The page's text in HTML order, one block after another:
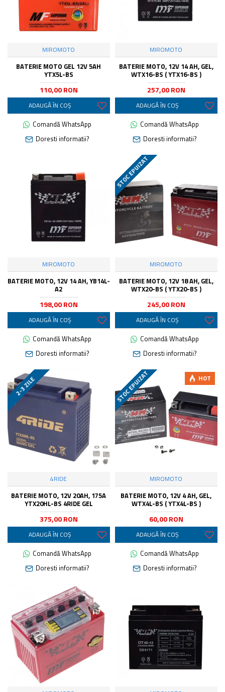
MIROMOTO
BATERIE MOTO GEL 12V 5AH
YTX5L-BS
110,00 RON
ADAUGĂ ÎN COŞ
Comandă WhatsApp
Doresti informatii?
MIROMOTO
BATERIE MOTO, 12V 14 AH, GEL,
WTX16-BS ( YTX16-BS )
257,00 RON
ADAUGĂ ÎN COŞ
Comandă WhatsApp
Doresti informatii?
MIROMOTO
BATERIE MOTO, 12V 14 AH, YB14L-
A2
198,00 RON
ADAUGĂ ÎN COŞ
Comandă WhatsApp
Doresti informatii?
STOC EPUIZAT
MIROMOTO
BATERIE MOTO, 12V 18 AH, GEL,
WTX20-BS ( YTX20-BS )
245,00 RON
ADAUGĂ ÎN COŞ
Comandă WhatsApp
Doresti informatii?
2-3 ZILE
4RIDE
BATERIE MOTO, 12V 20AH, 175A
YTX20HL-BS 4RIDE GEL
375,00 RON
ADAUGĂ ÎN COŞ
Comandă WhatsApp
Doresti informatii?
HOT
STOC EPUIZAT
MIROMOTO
BATERIE MOTO, 12V 4 AH, GEL,
WTX4L-BS ( YTX4L-BS )
60,00 RON
ADAUGĂ ÎN COŞ
Comandă WhatsApp
Doresti informatii?